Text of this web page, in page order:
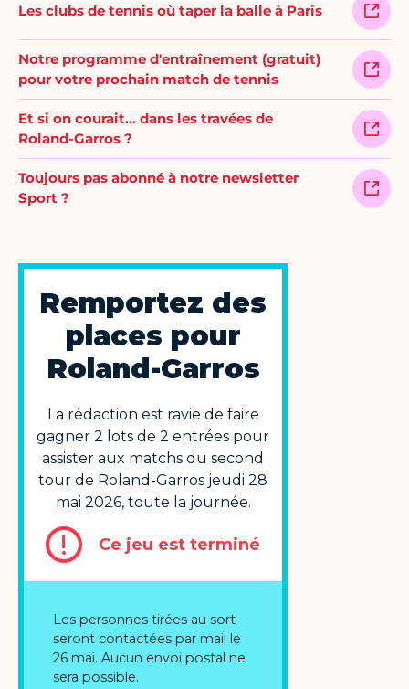
Les clubs de tennis où taper la balle à Paris
Notre programme d'entraînement (gratuit)
pour votre prochain match de tennis
Et si on courait… dans les travées de
Roland-Garros ?
Toujours pas abonné à notre newsletter
Sport ?